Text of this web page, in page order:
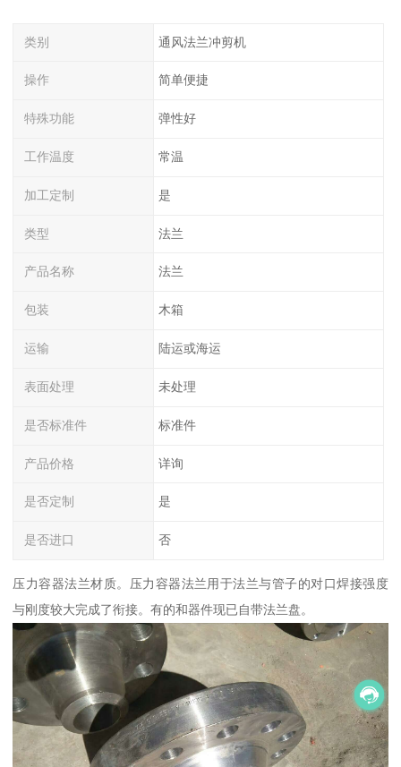
类别 通风法兰冲剪机
操作 简单便捷
特殊功能 弹性好
工作温度 常温
加工定制 是
类型 法兰
产品名称 法兰
包装 木箱
运输 陆运或海运
表面处理 未处理
是否标准件 标准件
产品价格 详询
是否定制 是
是否进口 否
压力容器法兰材质。压力容器法兰用于法兰与管子的对口焊接强度
与刚度较大完成了衔接。有的和器件现已自带法兰盘。